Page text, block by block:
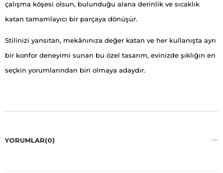
çalışma köşesi olsun, bulunduğu alana derinlik ve sıcaklık
katan tamamlayıcı bir parçaya dönüşür.
Stilinizi yansıtan, mekânınıza değer katan ve her kullanışta ayrı
bir konfor deneyimi sunan bu özel tasarım, evinizde şıklığın en
seçkin yorumlarından biri olmaya adaydır.
YORUMLAR(0)